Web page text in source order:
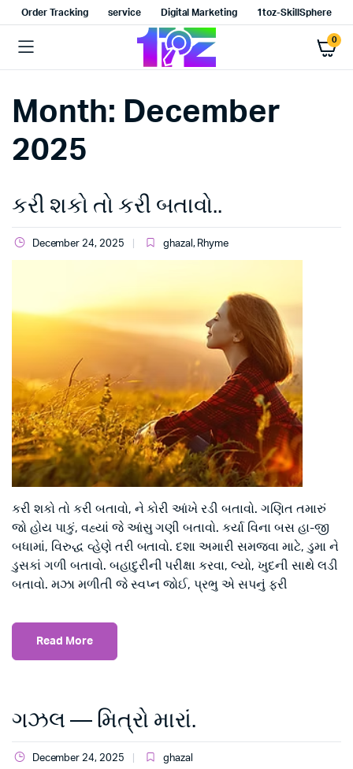
Order Tracking service Digital Marketing 1toz-SkillSphere
0
Month: December
2025
કરી શકો તો કરી બતાવો..
December 24, 2025 ghazal , Rhyme
કરી શકો તો કરી બતાવો, ને કોરી આંખે રડી બતાવો. ગણિત તમારું
જો હોય પાકું, વહ્યાં જે આંસુ ગણી બતાવો. કર્યા વિના બસ હા-જી
બધામાં, વિરુદ્ધ વ્હેણે તરી બતાવો. દશા અમારી સમજવા માટે, ડુમા ને
ડુસકાં ગળી બતાવો. બહાદુરીની પરીક્ષા કરવા, લ્યો, ખુદની સાથે લડી
બતાવો. મઝા મળીતી જે સ્વપ્ન જોઈ, પ્રભુ એ સપનું ફરી
Read More
ગઝલ — મિત્રો મારાં.
December 24, 2025 ghazal